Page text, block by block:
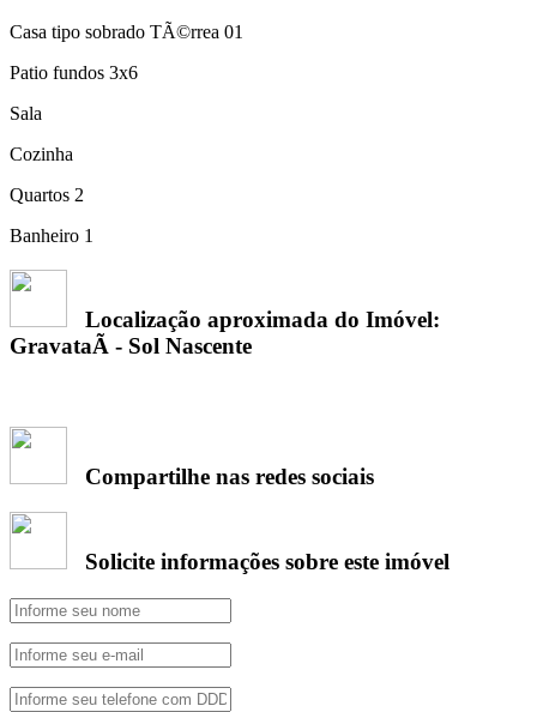
Casa tipo sobrado TÃ©rrea 01
Patio fundos 3x6
Sala
Cozinha
Quartos 2
Banheiro 1
Localização aproximada do Imóvel:
GravataÃ­ - Sol Nascente
Compartilhe nas redes sociais
Solicite informações sobre este imóvel